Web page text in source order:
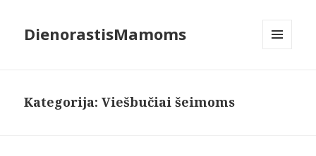
DienorastisMamoms
Kategorija:Viešbučiai šeimoms